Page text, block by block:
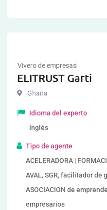
Vivero de empresas
ELITRUST Garti
Ghana
Idioma del experto
Inglés
Tipo de agente
ACELERADORA |
AVAL, SGR, facilitador
ASOCIACION de
empresarios